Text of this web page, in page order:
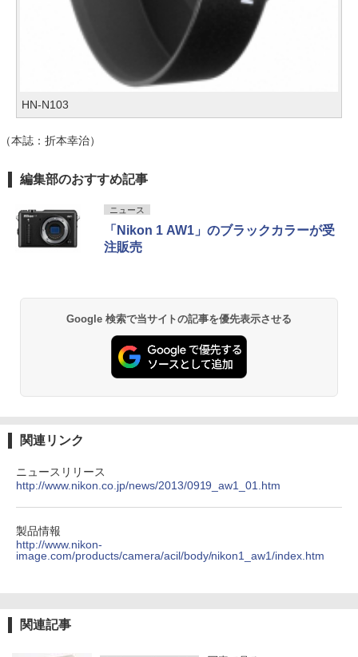
HN-N103
（本誌：折本幸治）
編集部のおすすめ記事
ニュース
「Nikon 1 AW1」のブラックカラーが受
注販売
Google 検索で当サイトの記事を優先表示させる
関連リンク
ニュースリリース
http://www.nikon.co.jp/news/2013/0919_aw1_01.htm
製品情報
http://www.nikon-
image.com/products/camera/acil/body/nikon1_aw1/index.htm
関連記事